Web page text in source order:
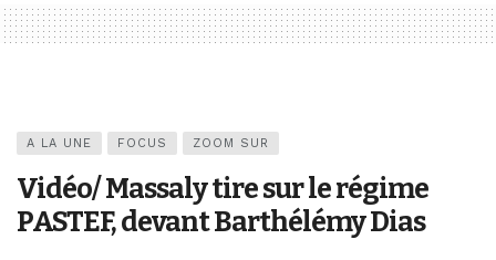
A LA UNE FOCUS ZOOM SUR
Vidéo/ Massaly tire sur le régime
PASTEF, devant Barthélémy Dias